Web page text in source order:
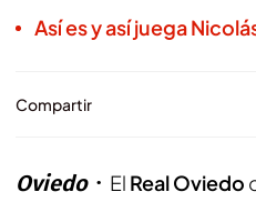
Así es y así juega
Compartir
Oviedo El Real Oviedo